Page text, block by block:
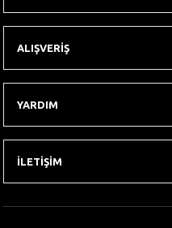
ALIŞVERİŞ
YARDIM
İLETİŞİM